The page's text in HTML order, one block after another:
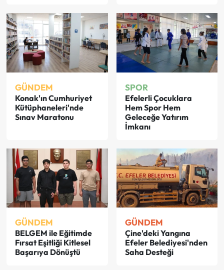
GÜNDEM
Konak'ın Cumhuriyet
Kütüphaneleri'nde
Sınav Maratonu
SPOR
Efelerli Çocuklara
Hem Spor Hem
Geleceğe Yatırım
İmkanı
GÜNDEM
BELGEM ile Eğitimde
Fırsat Eşitliği Kitlesel
Başarıya Dönüştü
GÜNDEM
Çine'deki Yangına
Efeler Belediyesi'nden
Saha Desteği